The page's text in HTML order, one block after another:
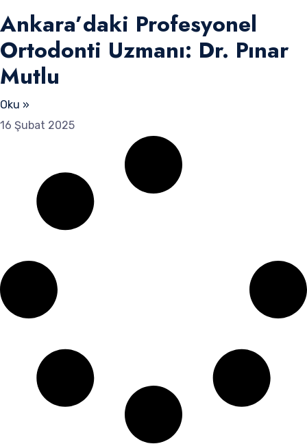
Ankara’daki Profesyonel
Ortodonti Uzmanı: Dr. Pınar
Mutlu
Oku »
16 Şubat 2025